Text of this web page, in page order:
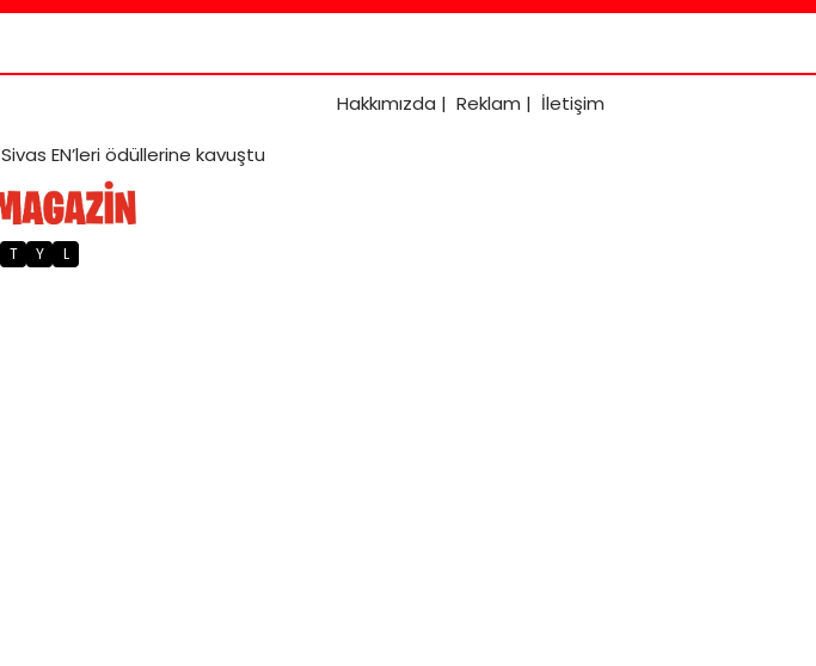
Hakkımızda | Reklam | İletişim
Sivas EN’leri ödüllerine kavuştu
T Y L